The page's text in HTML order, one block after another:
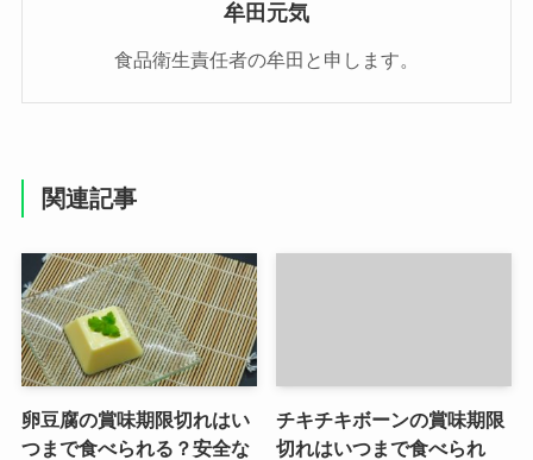
牟田元気
食品衛生責任者の牟田と申します。
関連記事
卵豆腐の賞味期限切れはい
つまで食べられる？安全な
チキチキボーンの賞味期限
切れはいつまで食べられ